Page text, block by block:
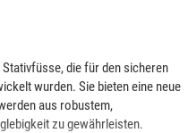
die für den sicheren
wurden. Sie bieten eine neue
aus robustem,
zu gewährleisten.